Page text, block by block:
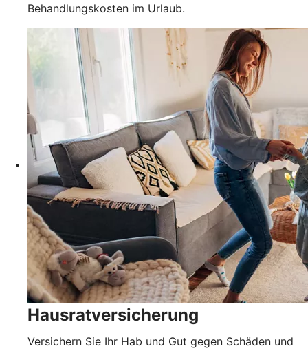
Behandlungskosten im Urlaub.
Hausratversicherung
Versichern Sie Ihr Hab und Gut gegen Schäden und